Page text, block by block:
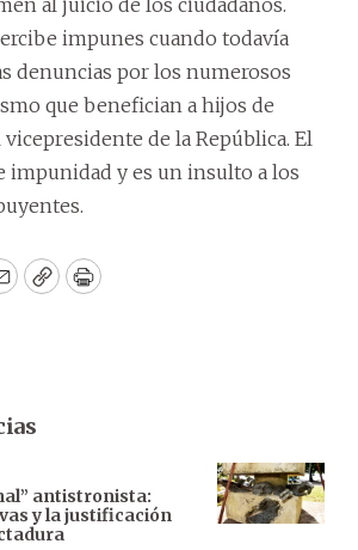
al juicio de los ciudadanos.
impunes cuando todavía
denuncias por los numerosos
que benefician a hijos de
de la República. El
impunidad y es un insulto a los
CopyPrint
antistronista:
y la justificación